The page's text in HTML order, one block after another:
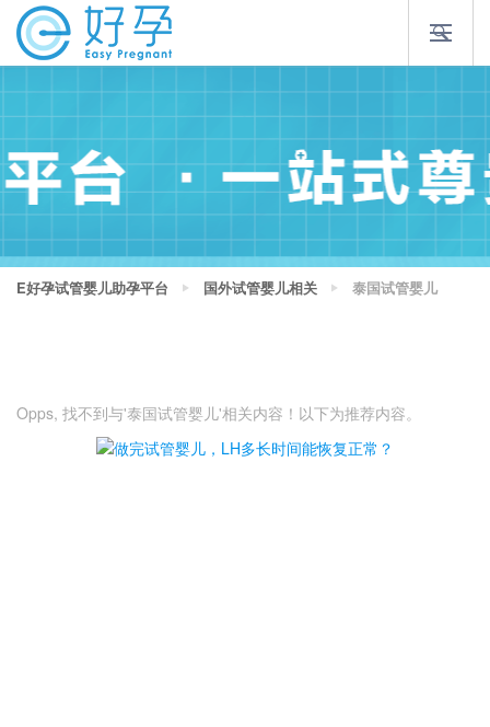
E好孕试管婴儿助孕平台 国外试管婴儿相关 泰国试管婴儿
Opps, 找不到与'泰国试管婴儿'相关内容！以下为推荐内容。